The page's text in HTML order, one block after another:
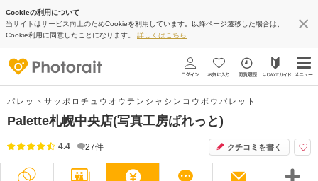
Cookieの利用について
当サイトはサービス向上のためCookieを利用しています。以降ページ遷移した場合は、
Cookie利用に同意したことになります。 詳しくはこちら
パレットサッポロチュウオウテンシャシンコウボウパレット
Palette札幌中央店(写真工房ぱれっと)
4.4 27件 クチコミを書く